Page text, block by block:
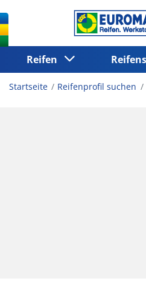
Reifen
Startseite Reifenprofil suchen